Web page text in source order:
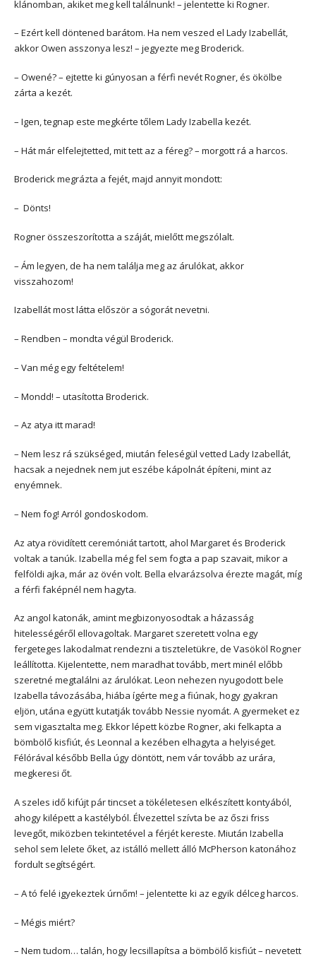
klánomban, akiket meg kell találnunk! – jelentette ki Rogner.
– Ezért kell döntened barátom. Ha nem veszed el Lady Izabellát,
akkor Owen asszonya lesz! – jegyezte meg Broderick.
– Owené? – ejtette ki gúnyosan a férfi nevét Rogner, és ökölbe
zárta a kezét.
– Igen, tegnap este megkérte tőlem Lady Izabella kezét.
– Hát már elfelejtetted, mit tett az a féreg? – morgott rá a harcos.
Broderick megrázta a fejét, majd annyit mondott:
– Dönts!
Rogner összeszorította a száját, mielőtt megszólalt.
– Ám legyen, de ha nem találja meg az árulókat, akkor
visszahozom!
Izabellát most látta először a sógorát nevetni.
– Rendben – mondta végül Broderick.
– Van még egy feltételem!
– Mondd! – utasította Broderick.
– Az atya itt marad!
– Nem lesz rá szükséged, miután feleségül vetted Lady Izabellát,
hacsak a nejednek nem jut eszébe kápolnát építeni, mint az
enyémnek.
– Nem fog! Arról gondoskodom.
Az atya rövidített ceremóniát tartott, ahol Margaret és Broderick
voltak a tanúk. Izabella még fel sem fogta a pap szavait, mikor a
felföldi ajka, már az övén volt. Bella elvarázsolva érezte magát, míg
a férfi faképnél nem hagyta.
Az angol katonák, amint megbizonyosodtak a házasság
hitelességéről ellovagoltak. Margaret szeretett volna egy
fergeteges lakodalmat rendezni a tiszteletükre, de Vasököl Rogner
leállította. Kijelentette, nem maradhat tovább, mert minél előbb
szeretné megtalálni az árulókat. Leon nehezen nyugodott bele
Izabella távozásába, hiába ígérte meg a fiúnak, hogy gyakran
eljön, utána együtt kutatják tovább Nessie nyomát. A gyermeket ez
sem vigasztalta meg. Ekkor lépett közbe Rogner, aki felkapta a
bömbölő kisfiút, és Leonnal a kezében elhagyta a helyiséget.
Félórával később Bella úgy döntött, nem vár tovább az urára,
megkeresi őt.
A szeles idő kifújt pár tincset a tökéletesen elkészített kontyából,
ahogy kilépett a kastélyból. Élvezettel szívta be az őszi friss
levegőt, miközben tekintetével a férjét kereste. Miután Izabella
sehol sem lelete őket, az istálló mellett álló McPherson katonához
fordult segítségért.
– A tó felé igyekeztek úrnőm! – jelentette ki az egyik délceg harcos.
– Mégis miért?
– Nem tudom… talán, hogy lecsillapítsa a bömbölő kisfiút – nevetett